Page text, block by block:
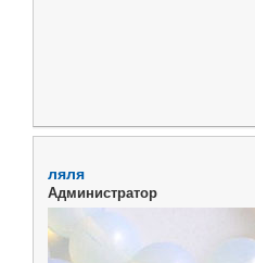
ляля
Администратор